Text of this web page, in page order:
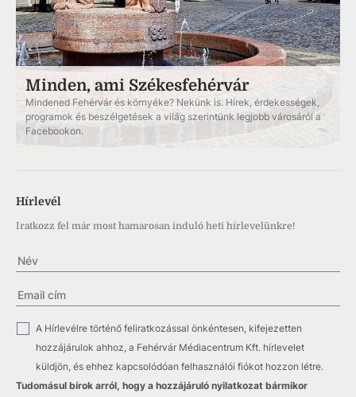
Minden, ami Székesfehérvár
Mindened Fehérvár és környéke? Nekünk is. Hírek, érdekességek,
programok és beszélgetések a világ szerintünk legjobb városáról a
Facebookon.
Hírlevél
Iratkozz fel már most hamarosan induló heti hírlevelünkre!
A Hírlevélre történő feliratkozással önkéntesen, kifejezetten
hozzájárulok ahhoz, a Fehérvár Médiacentrum Kft. hírlevelet
küldjön, és ehhez kapcsolódóan felhasználói fiókot hozzon létre.
Tudomásul bírok arról, hogy a hozzájáruló nyilatkozat bármikor